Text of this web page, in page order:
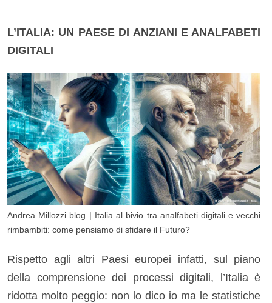
L’ITALIA: UN PAESE DI ANZIANI E ANALFABETI
DIGITALI
Andrea Millozzi blog | Italia al bivio tra analfabeti digitali e vecchi
rimbambiti: come pensiamo di sfidare il Futuro?
Rispetto agli altri Paesi europei infatti, sul piano
della comprensione dei processi digitali, l’Italia è
ridotta molto peggio: non lo dico io ma le statistiche